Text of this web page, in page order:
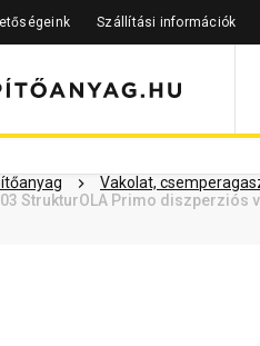
Szállítási információk
Vakolat,
StrukturOLA Primo diszperziós
Szükséged lehet rá